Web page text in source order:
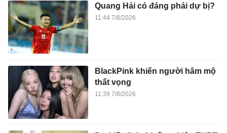
Quang Hải có đáng phải dự bị?
11:44 7/8/2026
BlackPink khiến người hâm mộ
thất vọng
11:39 7/8/2026